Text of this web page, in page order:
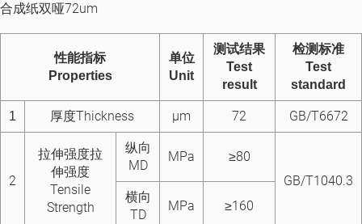
合成纸双哑72um
性能指标
Properties
单位
Unit
测试结果
Test
result
检测标准
Test
standard
1 厚度Thickness μm 72 GB/T6672
2
拉伸强度拉
伸强度
Tensile
Strength
纵向
MD
MPa
≥80
GB/T1040.3
横向
TD
MPa ≥160